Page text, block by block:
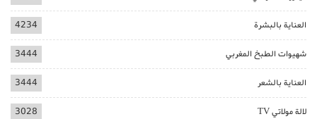
العناية بالبشرة 4234
شهيوات الطبخ المغربي 3444
العناية بالشعر 3444
لالة مولاتي TV 3028